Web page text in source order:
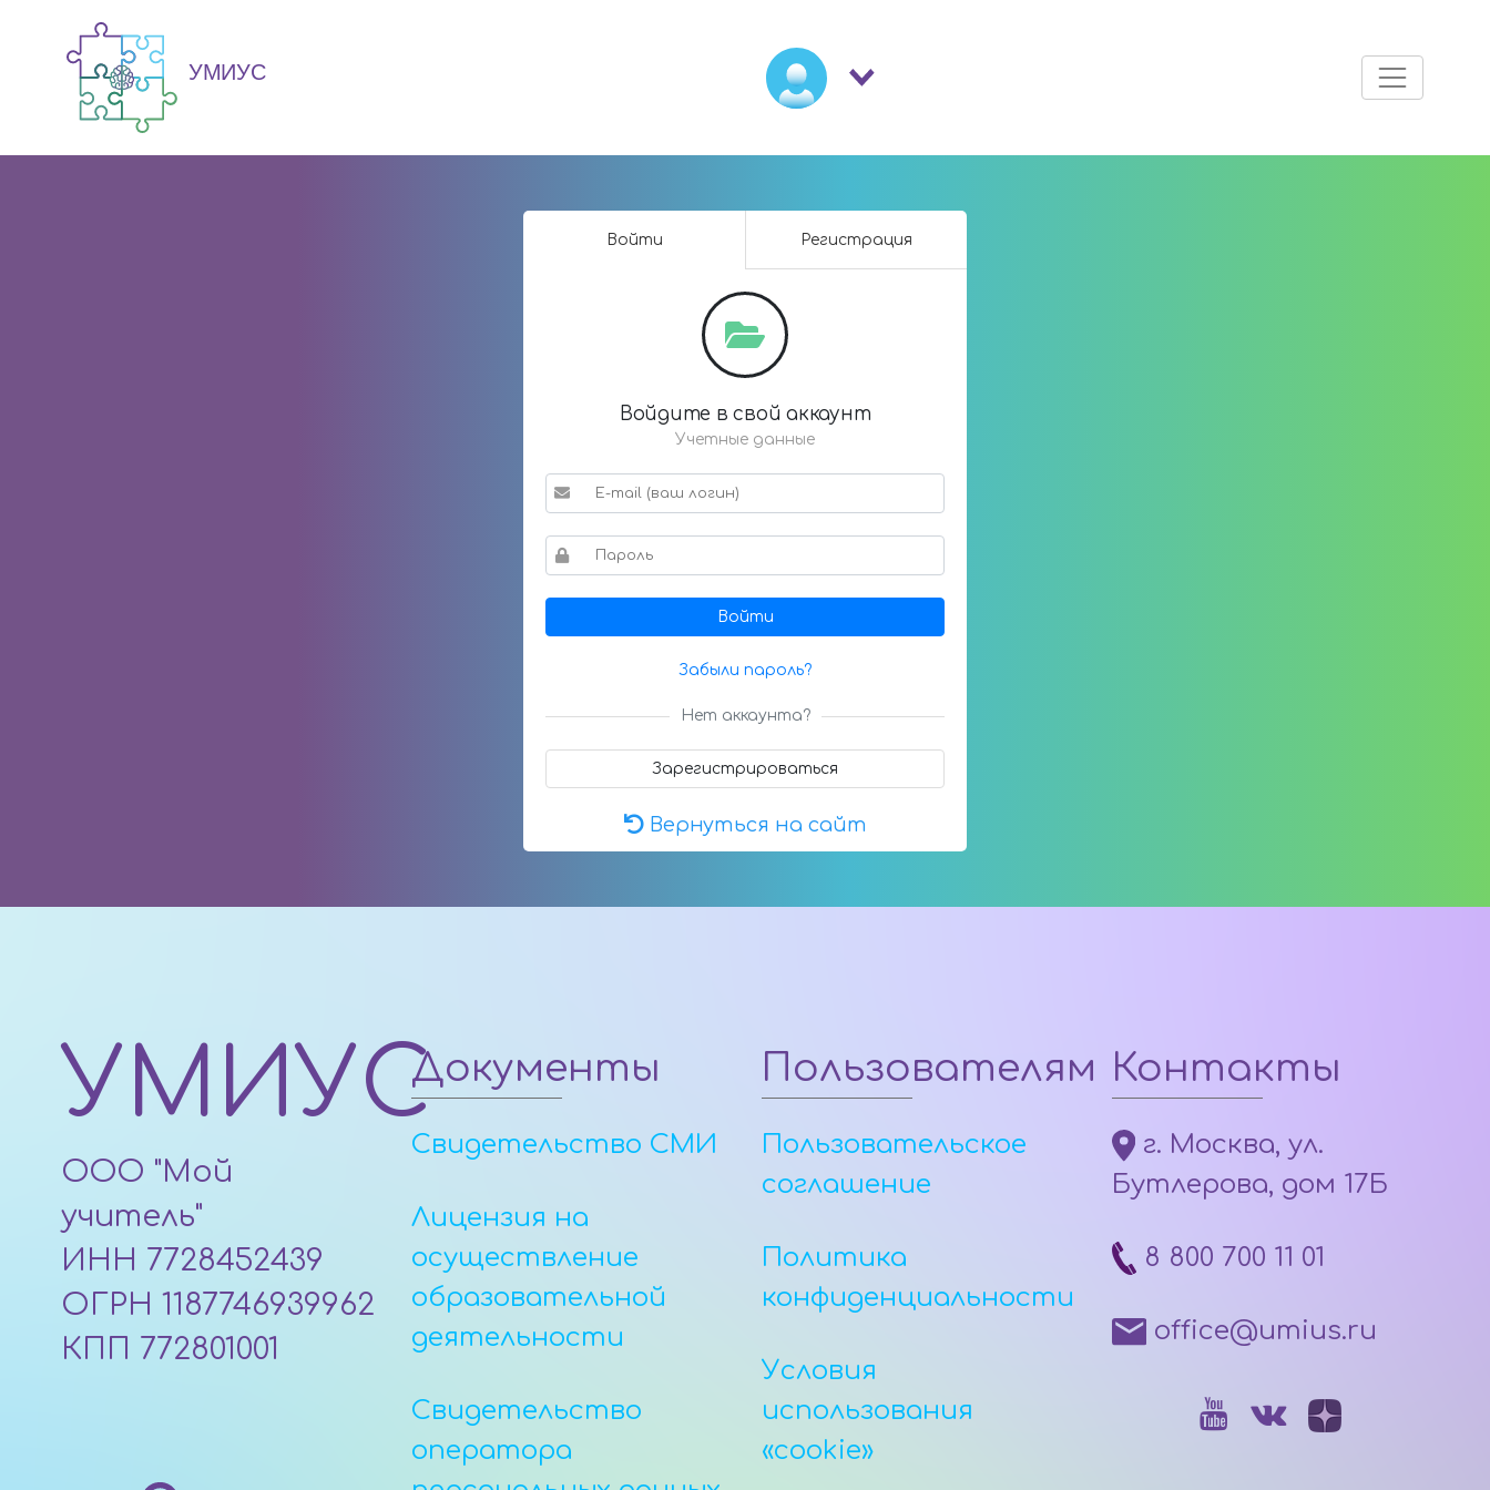
Войти Регистрация
Войдите в свой аккаунт
Учетные данные
Войти
Забыли пароль?
Нет аккаунта?
Зарегистрироваться
Вернуться на сайт
УМИУС
ООО "Мой
учитель"
ИНН 7728452439
ОГРН 1187746939962
КПП 772801001
Документы
Свидетельство СМИ
Лицензия на
осуществление
образовательной
деятельности
Свидетельство
оператора
Пользователям
Пользовательское
соглашение
Политика
конфиденциальности
Условия
использования
«cookie»
Контакты
г. Москва, ул.
Бутлерова, дом 17Б
8 800 700 11 01
office@umius.ru